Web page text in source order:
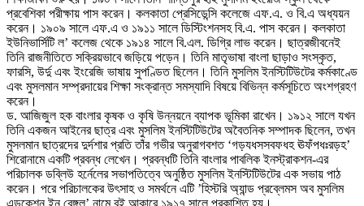
প্রবেশিকা পরীক্ষায় পাস করেন। কলকাতা প্রেসিডেন্সি কলেজে এফ.এ. ও বি.এ অধ্যয়ন
করেন। ১৯০৯ সালে এফ.এ ও ১৯১১ সালে ডিস্টিংশনসহ বি.এ. পাস করেন। কলকাতা
ইউনিভার্সিটি ল’ কলেজ থেকে ১৯১৪ সালে বি.এল. ডিগ্রি লাভ করেন। ছাত্রজীবনেই
তিনি রাজনীতিতে সক্রিয়ভাবে জড়িয়ে পড়েন। তিনি মাতৃভাষা বাংলা ছাড়াও সংস্কৃত,
ফারসি, উর্দু এবং ইংরেজি ভাষায় সুপণ্ডিত ছিলেন। তিনি মুসলিম ইনস্টিটিউটের কর্মকাণ্ডে
এবং মুসলমান সম্প্রদায়ের শিক্ষা সংক্রান্ত সমস্যাদি বিষয়ে বিভিন্ন কর্মসূচিতে অংশগ্রহণ
করেন।
ড. আজিজুল হক বাংলার কৃষক ও কৃষি উন্নয়নে ব্যাপক ভূমিকা রাখেন। ১৯১২ সালে যখন
তিনি একজন আইনের ছাত্র এবং মুসলিম ইনস্টিটিউটের অবৈতনিক সম্পাদক ছিলেন, তখন
মুসলমান ছাত্রদের দুর্দশার প্রতি তাঁর গভীর অনুরাগবশত ‘গড়যধসসবফধহ ঊফঁপধঃরড়হ’
শিরোনামে একটি প্রবন্ধ লেখেন। প্রবন্ধটি তিনি বাংলার পাবলিক ইনস্ট্রাকশন-এর
পরিচালক ডব্লিউ হর্নেলের সভাপতিত্বে অনুষ্ঠিত মুসলিম ইনস্টিটিউটের এক সভায় পাঠ
করেন। পরে পরিচালকের উৎসাহ ও সমর্থনে এটি ’হিস্টরি অ্যান্ড প্রব্লেমস অব মুসলিম
এডুকেশন ইন বেঙ্গল’ নামে বই আকারে ১৯১৭ সালে প্রকাশিত হয়।